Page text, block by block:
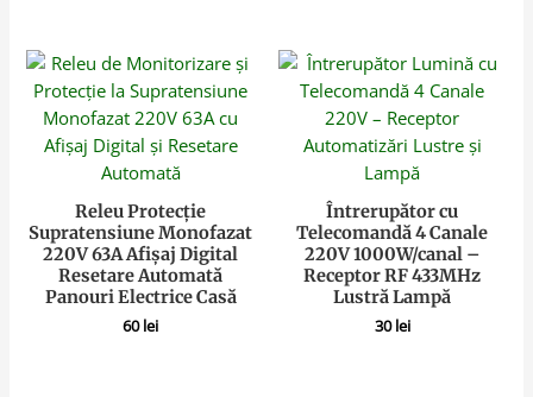
Releu Protecție
Supratensiune Monofazat
220V 63A Afișaj Digital
Resetare Automată
Panouri Electrice Casă
60lei
Întrerupător cu
Telecomandă 4 Canale
220V 1000W/canal –
Receptor RF 433MHz
Lustră Lampă
30lei